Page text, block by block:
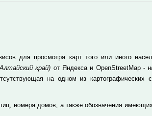
для просмотра карт того или иного
край) от Яндекса и OpenStreetMap -
на одном из картографических
номера домов, а также обозначения